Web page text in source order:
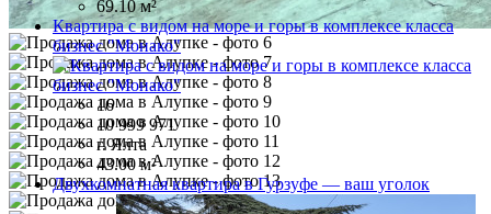
69.10 м²
Квартира с видом на море и горы в комплексе класса
бизнес "Монако"
16
10 999 971
г. Ялта
43.00 м²
Двухкомнатная квартира в Гурзуфе — ваш уголок